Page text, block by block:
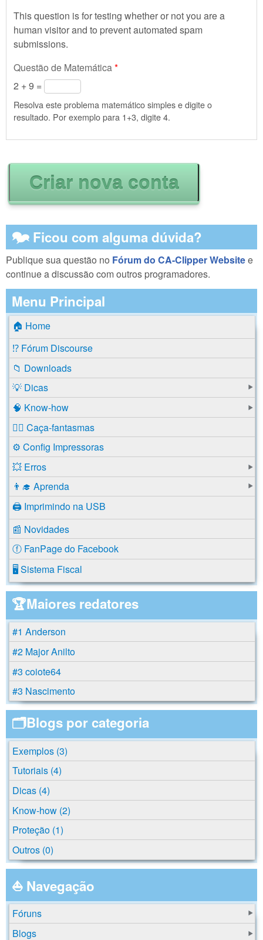
This question is for testing whether or not you are a
human visitor and to prevent automated spam
submissions.
Questão de Matemática*
2 + 9 =
Resolva este problema matemático simples e digite o
resultado. Por exemplo para 1+3, digite 4.
🗫 Ficou com alguma dúvida?
Publique sua questão no Fórum do CA-Clipper Websitee
continue a discussão com outros programadores.
Menu Principal
🏠 Home
⁉️ Fórum Discourse
📁 Downloads
💡 Dicas
🧠 Know-how
🕵️‍♂️ Caça-fantasmas
⚙️ Config Impressoras
💥 Erros
👨‍🎓 Aprenda
🖨️ Imprimindo na USB
📰 Novidades
ⓕ FanPage do Facebook
🖥️ Sistema Fiscal
🏆Maiores redatores
#1 Anderson
#2 Major Anilto
#3 coiote64
#3 Nascimento
🗂️Blogs por categoria
Exemplos (3)
Tutoriais (4)
Dicas (4)
Know-how (2)
Proteção (1)
Outros (0)
⛵ Navegação
Fóruns
Blogs